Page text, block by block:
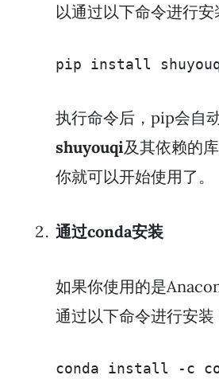
以通过以下命令进行安
pip install
执行命令后，pip会自
shuyouqi及其依赖的
你就可以开始使用了。
通过conda安装
如果你使用的是
通过以下命令进行安装
conda install -c